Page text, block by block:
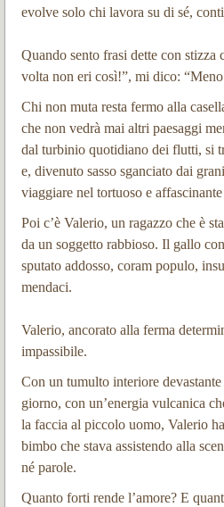
evolve solo chi lavora su di sé,
Quando sento frasi dette con stizza
volta non eri così!”, mi dico:
Chi non muta resta fermo alla
che non vedrà mai altri paesaggi
dal turbinio quotidiano dei flutti, si
e, divenuto sasso sganciato dai
viaggiare nel tortuoso e
Poi c’è Valerio, un ragazzo che è
da un soggetto rabbioso. Il gallo
sputato addosso, coram populo,
mendaci.
Valerio, ancorato alla ferma
impassibile.
Con un tumulto interiore
giorno, con un’energia vulcanica
la faccia al piccolo uomo, Valerio
bimbo che stava assistendo alla
né parole.
Quanto forti rende l’amore? E